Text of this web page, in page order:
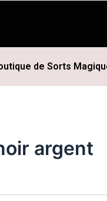
de Sorts
argent